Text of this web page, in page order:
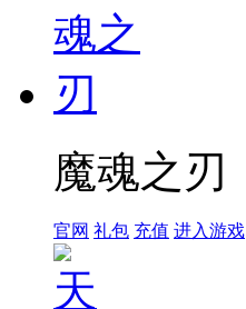
魔魂之刃
官网 礼包 充值 进入游戏